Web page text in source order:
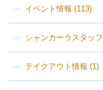
イベント情報 (113)
シャンカーラスタッフ
テイクアウト情報 (1)